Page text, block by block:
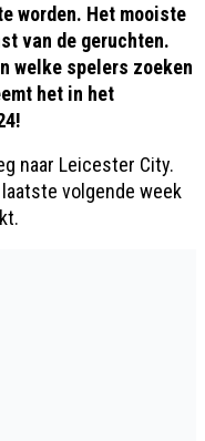
worden. Het mooiste
van de geruchten.
welke spelers zoeken
het in het
naar Leicester City.
volgende week